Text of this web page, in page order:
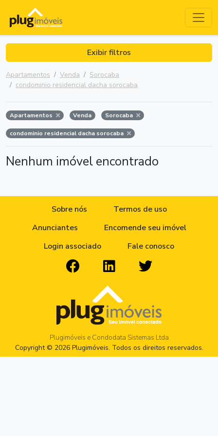
Exibir filtros
Apartamentos Venda
Sorocaba
condominio residencial dacha sorocaba
Apartamentos Venda Sorocaba
condominio residencial dacha sorocaba
Nenhum imóvel encontrado
Sobre nós
Termos de uso
Anunciantes
Encomende seu imóvel
Login associado
Fale conosco
Plugimóveis e Condodata Sistemas Ltda
Copyright © 2026 Plugimóveis. Todos os direitos reservados.